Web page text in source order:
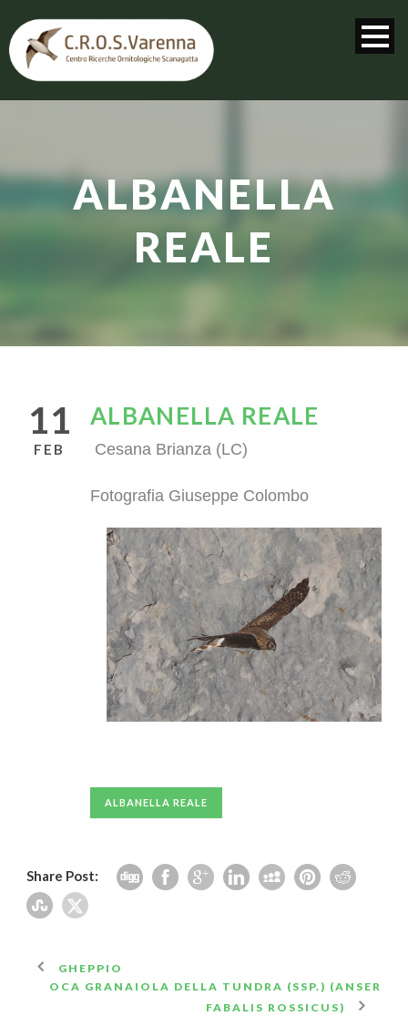
ALBANELLA
REALE
11
FEB
ALBANELLA REALE
Cesana Brianza (LC)
Fotografia Giuseppe Colombo
ALBANELLA REALE
Share Post:
GHEPPIO
OCA GRANAIOLA DELLA TUNDRA (SSP.) (ANSER
FABALIS ROSSICUS)